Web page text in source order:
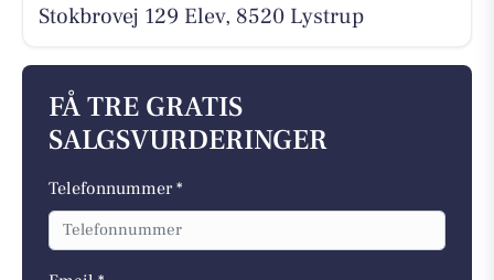
Stokbrovej 129 Elev, 8520 Lystrup
FÅ TRE GRATIS
SALGSVURDERINGER
Telefonnummer *